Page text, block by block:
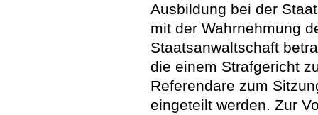
Ausbildung bei der
mit der Wahrnehmung
Staatsanwaltschaft
die einem Strafgericht
Referendare zum
eingeteilt werden. Zur